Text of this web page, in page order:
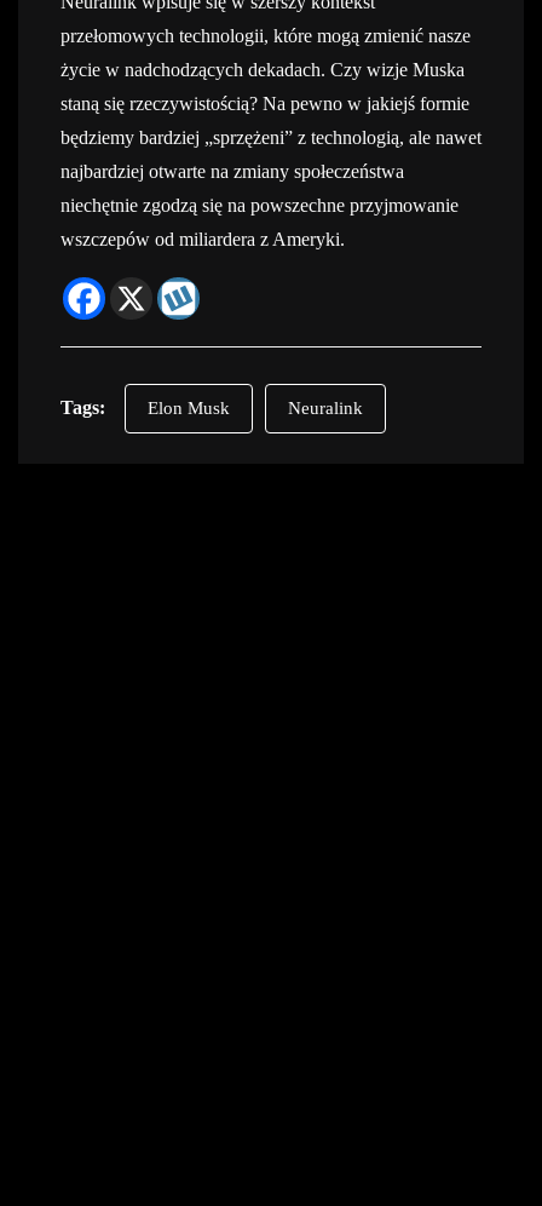
przełomowych technologii, które mogą zmienić nasze
życie w nadchodzących dekadach. Czy wizje Muska
staną się rzeczywistością? Na pewno w jakiejś formie
będziemy bardziej „sprzężeni” z technologią, ale nawet
najbardziej otwarte na zmiany społeczeństwa
niechętnie zgodzą się na powszechne przyjmowanie
wszczepów od miliardera z Ameryki.
Tags: Elon Musk Neuralink